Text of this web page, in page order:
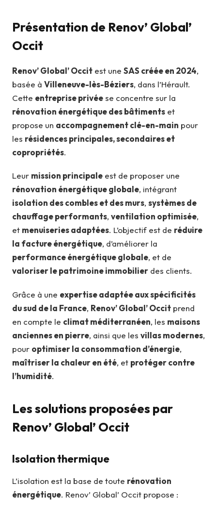
Présentation de Renov’ Global’
Occit
Renov’ Global’ Occit est une SAS créée en 2024,
basée à Villeneuve-lès-Béziers, dans l’Hérault.
Cette entreprise privéese concentre sur la
rénovation énergétique des bâtiments et
propose un accompagnement clé-en-main pour
les résidences principales, secondaires et
copropriétés.
Leur mission principale est de proposer une
rénovation énergétique globale, intégrant
isolation des combles et des murs, systèmes de
chauffage performants, ventilation optimisée,
et menuiseries adaptées. L’objectif est de réduire
la facture énergétique, d’améliorer la
performance énergétique globale, et de
valoriser le patrimoine immobilier des clients.
Grâce à une expertise adaptée aux spécificités
du sud de la France, Renov’ Global’ Occit prend
en compte le climat méditerranéen, les maisons
anciennes en pierre, ainsi que les villas modernes,
pour optimiser la consommation d’énergie,
maîtriser la chaleur en été, et protéger contre
l’humidité.
Les solutions proposées par
Renov’ Global’ Occit
Isolation thermique
L’isolation est la base de toute rénovation
énergétique. Renov’ Global’ Occit propose :